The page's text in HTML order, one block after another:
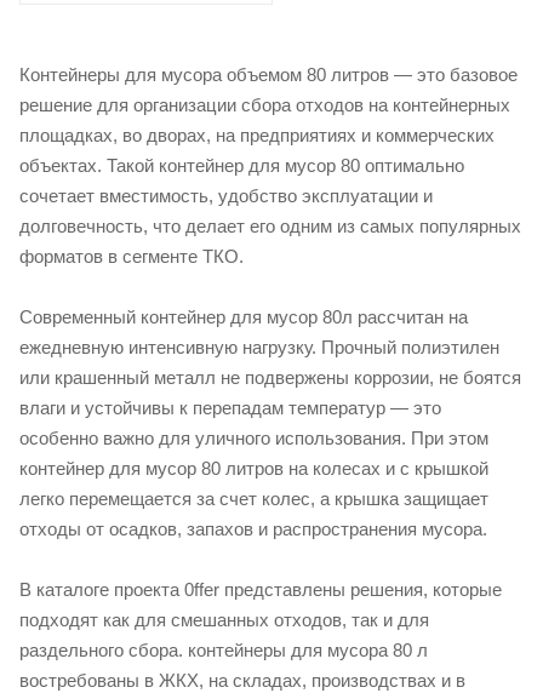
Контейнеры для мусора объемом 80 литров — это базовое
решение для организации сбора отходов на контейнерных
площадках, во дворах, на предприятиях и коммерческих
объектах. Такой контейнер для мусор 80 оптимально
сочетает вместимость, удобство эксплуатации и
долговечность, что делает его одним из самых популярных
форматов в сегменте ТКО.
Современный контейнер для мусор 80л рассчитан на
ежедневную интенсивную нагрузку. Прочный полиэтилен
или крашенный металл не подвержены коррозии, не боятся
влаги и устойчивы к перепадам температур — это
особенно важно для уличного использования. При этом
контейнер для мусор 80 литров на колесах и с крышкой
легко перемещается за счет колес, а крышка защищает
отходы от осадков, запахов и распространения мусора.
В каталоге проекта 0ffer представлены решения, которые
подходят как для смешанных отходов, так и для
раздельного сбора. контейнеры для мусора 80 л
востребованы в ЖКХ, на складах, производствах и в